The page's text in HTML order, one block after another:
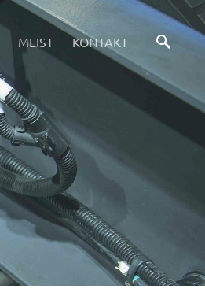
MEIST KONTAKT